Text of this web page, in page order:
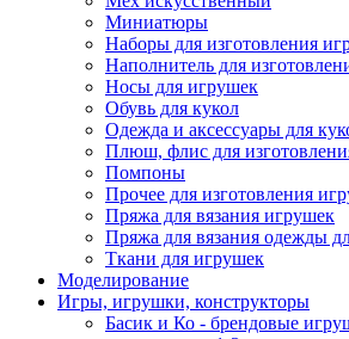
Миниатюры
Наборы для изготовления
Наполнитель для
Носы для игрушек
Обувь для кукол
Одежда и аксессуары для
Плюш, флис для
Помпоны
Прочее для изготовления
Пряжа для вязания игрушек
Пряжа для вязания одежды
Ткани для игрушек
Моделирование
Игры, игрушки, конструкторы
Басик и Ко - брендовые